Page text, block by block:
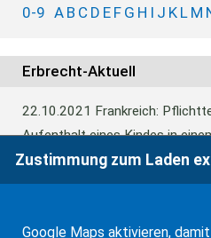
0-9 A B C D E F G H I J K L M
Erbrecht-Aktuell
22.10.2021 Frankreich:
Aufenthalt eines Kindes in
Zustimmung zum Laden
Google Maps aktivieren,